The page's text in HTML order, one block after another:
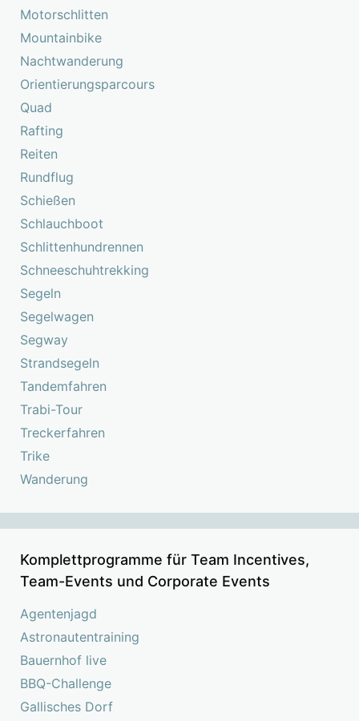
Motorschlitten
Mountainbike
Nachtwanderung
Orientierungsparcours
Quad
Rafting
Reiten
Rundflug
Schießen
Schlauchboot
Schlittenhundrennen
Schneeschuhtrekking
Segeln
Segelwagen
Segway
Strandsegeln
Tandemfahren
Trabi-Tour
Treckerfahren
Trike
Wanderung
Komplettprogramme für Team Incentives,
Team-Events und Corporate Events
Agentenjagd
Astronautentraining
Bauernhof live
BBQ-Challenge
Gallisches Dorf